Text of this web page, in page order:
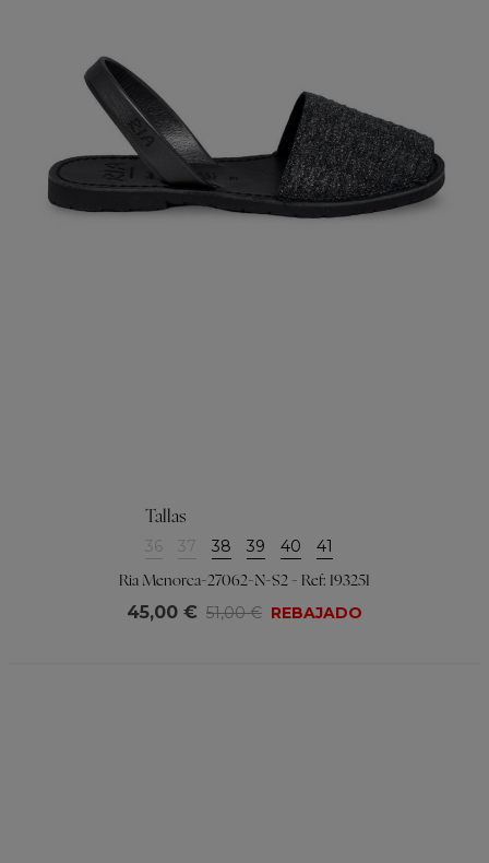
Tallas
36 37 38 39 40 41
Ria Menorca-27062-N-S2 - Ref: 193251
45,00 € 51,00 € REBAJADO